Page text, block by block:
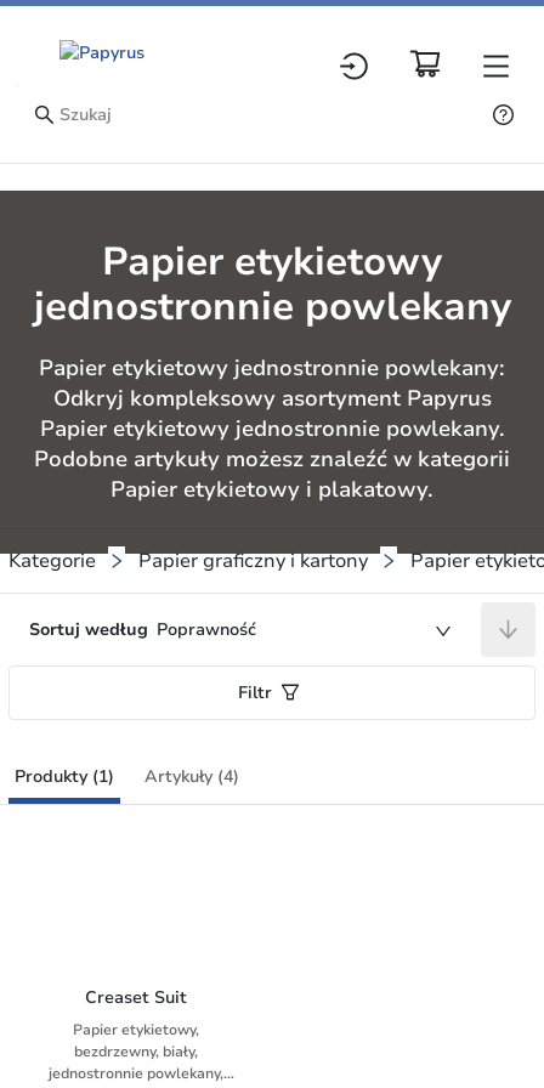
Papier etykietowy
jednostronnie powlekany
Papier etykietowy jednostronnie powlekany:
Odkryj kompleksowy asortyment Papyrus
Papier etykietowy jednostronnie powlekany.
Podobne artykuły możesz znaleźć w kategorii
Papier etykietowy i plakatowy.
Kategorie Papier graficzny i kartony Papier
Sortuj według Poprawność
Filtr
Produkty (1) Artykuły (4)
Creaset Suit
Papier etykietowy,
bezdrzewny, biały,
jednostronnie powlekany,